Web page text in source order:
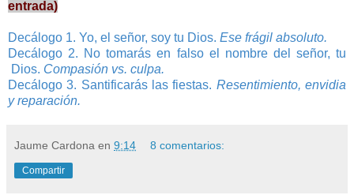
entrada)
Decálogo 1. Yo, el señor, soy tu Dios. Ese frágil absoluto.
Decálogo 2. No tomarás en falso el nombre del señor, tu
Dios. Compasión vs. culpa.
Decálogo 3. Santificarás las fiestas. Resentimiento, envidia
y reparación.
Jaume Cardona en 9:14 8 comentarios:
Compartir